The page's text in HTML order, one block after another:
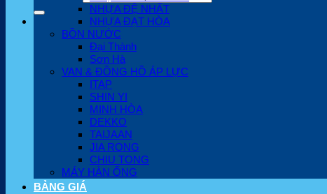
NHỰA ĐỆ NHẤT
NHỰA ĐẠT HÒA
BỒN NƯỚC
Đại Thành
Sơn Hà
VAN & ĐỒNG HỒ ÁP LỰC
ITAP
SHIN YI
MINH HÒA
DEKKO
TAIJAAN
JIA RONG
CHIU TONG
MÁY HÀN ỐNG
BẢNG GIÁ